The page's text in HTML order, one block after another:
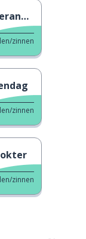
zinnen
zinnen
zinnen